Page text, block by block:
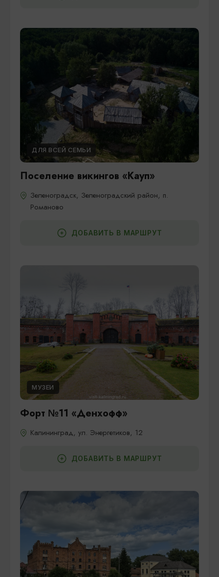
ДЛЯ ВСЕЙ СЕМЬИ
Поселение викингов «Кауп»
Зеленоградск, Зеленоградский район, п.
Романово
ДОБАВИТЬ В МАРШРУТ
МУЗЕИ
Форт №11 «Денхофф»
Калининград, ул. Энергетиков, 12
ДОБАВИТЬ В МАРШРУТ